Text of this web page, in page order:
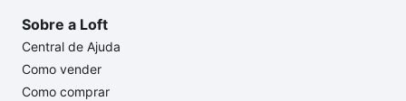
Sobre a Loft
Central de Ajuda
Como vender
Como comprar